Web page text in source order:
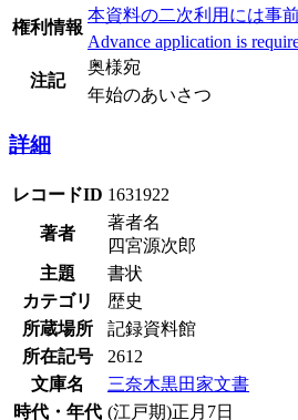
権利情報
本資料の二次利用には事
Advance application is
注記
奥様宛
年始のあいさつ
詳細
レコードID 1631922
著者
著者名
四宮源次郎
主題
書状
カテゴリ
歴史
所蔵場所
記録資料館
所在記号
2612
文庫名
三奈木黒田家文書
時代・年代 (江戸期)正月7日